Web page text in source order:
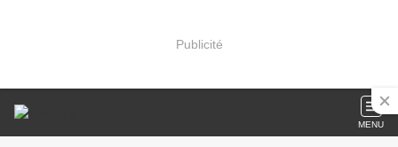
Publicité
MENU